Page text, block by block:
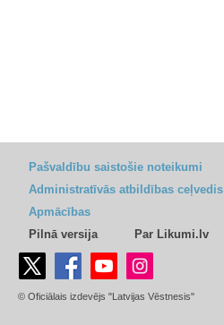
Pašvaldību saistošie noteikumi
Administratīvās atbildības ceļvedis
Apmācības
Pilnā versija
Par Likumi.lv
© Oficiālais izdevējs "Latvijas Vēstnesis"